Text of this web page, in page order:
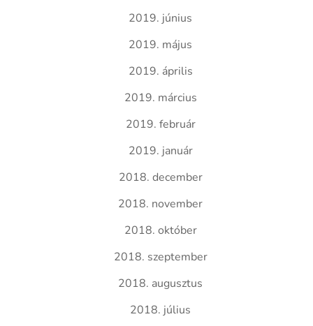
2019. június
2019. május
2019. április
2019. március
2019. február
2019. január
2018. december
2018. november
2018. október
2018. szeptember
2018. augusztus
2018. július